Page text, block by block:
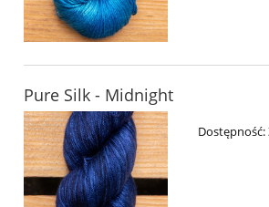
Pure Silk - Midnight
Dostępność: